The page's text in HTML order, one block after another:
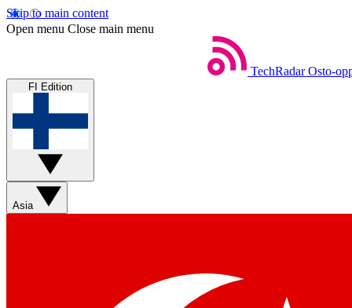
Skip to main content
Open menu Close main menu
TechRadar Osto-
FI Edition
Asia